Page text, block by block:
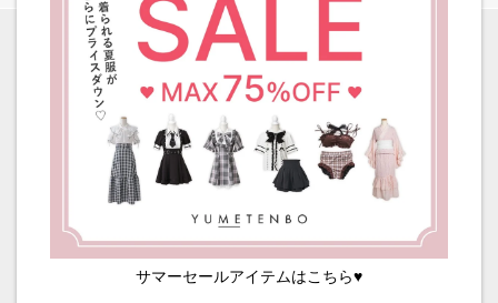
サマーセールアイテムはこちら♥
サイズガイド 商品お取扱い時のご注意 商品お手入れ方法
全国一律 送料580円
［ 8,000円以上ご購入で送料無料 ］
ご利用ガイド 返品・交換について お問い合わせ
会社概要 特定商取引法に基づく表示 利用規約 プライバシーポリシー
© 夢展望 All rights reserved.